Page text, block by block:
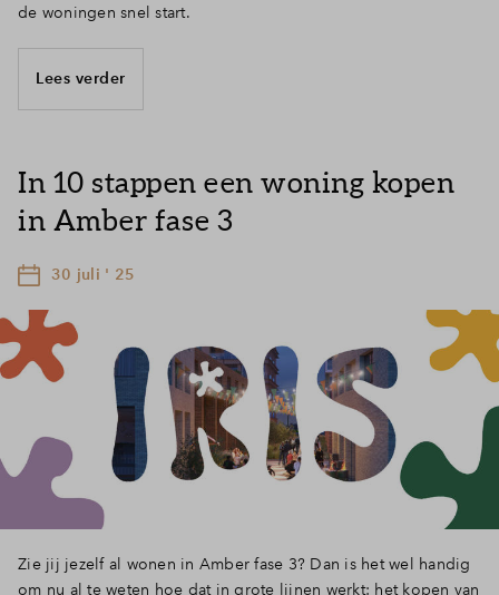
de woningen snel start.
Lees verder
In 10 stappen een woning kopen
in Amber fase 3
30 juli ' 25
Zie jij jezelf al wonen in Amber fase 3? Dan is het wel handig
om nu al te weten hoe dat in grote lijnen werkt: het kopen van